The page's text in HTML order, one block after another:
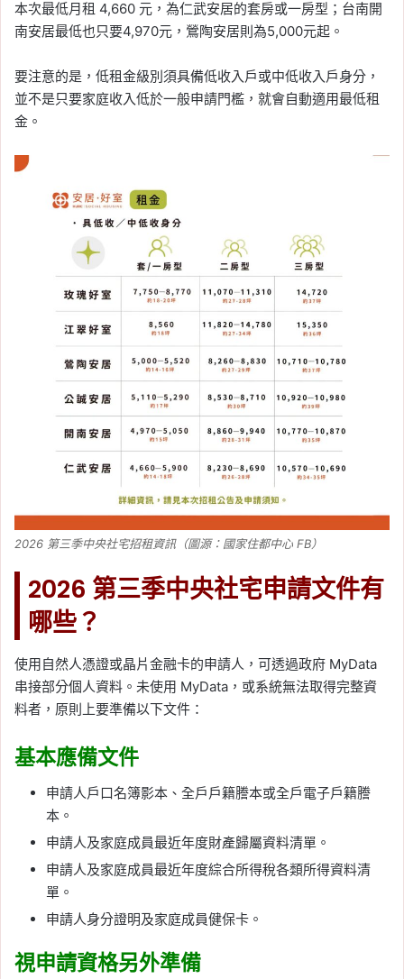
本次最低月租 4,660 元，為仁武安居的套房或一房型；台南開
南安居最低也只要4,970元，鶯陶安居則為5,000元起。
要注意的是，低租金級別須具備低收入戶或中低收入戶身分，
並不是只要家庭收入低於一般申請門檻，就會自動適用最低租
金。
2026 第三季中央社宅招租資訊（圖源：國家住都中心 FB）
2026 第三季中央社宅申請文件有
哪些？
使用自然人憑證或晶片金融卡的申請人，可透過政府 MyData
串接部分個人資料。未使用 MyData，或系統無法取得完整資
料者，原則上要準備以下文件：
基本應備文件
申請人戶口名簿影本、全戶戶籍謄本或全戶電子戶籍謄
本。
申請人及家庭成員最近年度財產歸屬資料清單。
申請人及家庭成員最近年度綜合所得稅各類所得資料清
單。
申請人身分證明及家庭成員健保卡。
視申請資格另外準備